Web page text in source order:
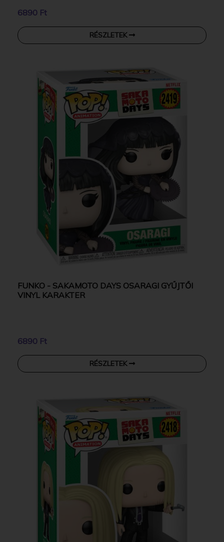
6890 Ft
RÉSZLETEK
FUNKO - SAKAMOTO DAYS OSARAGI GYŰJTŐI
VINYL KARAKTER
6890 Ft
RÉSZLETEK